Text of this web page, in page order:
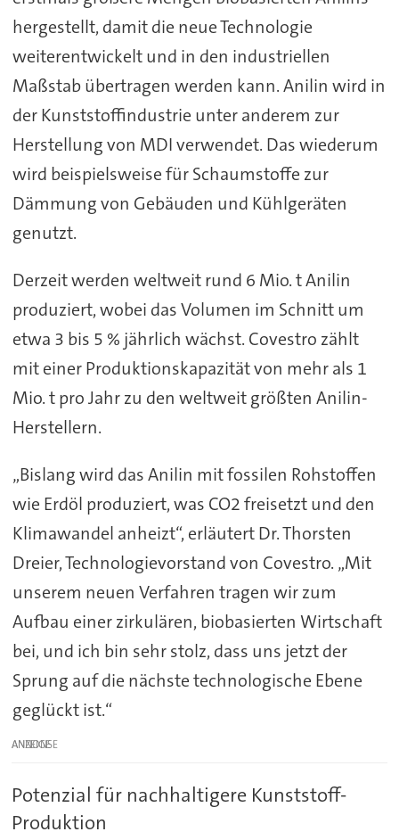
hergestellt, damit die neue Technologie
weiterentwickelt und in den industriellen
Maßstab übertragen werden kann. Anilin wird in
der Kunststoffindustrie unter anderem zur
Herstellung von MDI verwendet. Das wiederum
wird beispielsweise für Schaumstoffe zur
Dämmung von Gebäuden und Kühlgeräten
genutzt.
Derzeit werden weltweit rund 6 Mio. t Anilin
produziert, wobei das Volumen im Schnitt um
etwa 3 bis 5 % jährlich wächst. Covestro zählt
mit einer Produktionskapazität von mehr als 1
Mio. t pro Jahr zu den weltweit größten Anilin-
Herstellern.
„Bislang wird das Anilin mit fossilen Rohstoffen
wie Erdöl produziert, was CO2 freisetzt und den
Klimawandel anheizt“, erläutert Dr. Thorsten
Dreier, Technologievorstand von Covestro. „Mit
unserem neuen Verfahren tragen wir zum
Aufbau einer zirkulären, biobasierten Wirtschaft
bei, und ich bin sehr stolz, dass uns jetzt der
Sprung auf die nächste technologische Ebene
geglückt ist.“
ANZEIGE
Potenzial für nachhaltigere Kunststoff-
Produktion